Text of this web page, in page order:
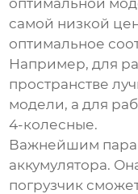
самой низкой
оптимальное
Например, для
пространстве
модели, а для
4-колесные.
Важнейшим
аккумулятора.
погрузчик